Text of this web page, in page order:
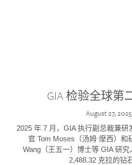
GIA 检验全球第
August 27, 2025
2025 年 7 月，GIA 执行副总裁兼
官 Tom Moses（汤姆·摩西）和
Wang（王五一）博士等 GIA 研
2,488.32 克拉的钻